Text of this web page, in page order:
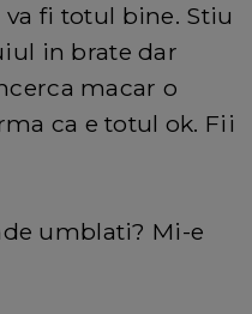
fi totul bine. Stiu
in brate dar
macar o
ca e totul ok. Fii
umblati? Mi-e